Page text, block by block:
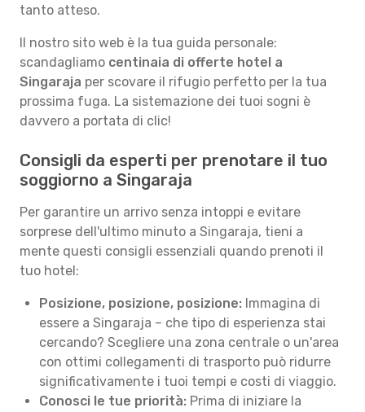
tanto atteso.
Il nostro sito web è la tua guida personale:
scandagliamo centinaia di offerte hotel a
Singaraja per scovare il rifugio perfetto per la tua
prossima fuga. La sistemazione dei tuoi sogni è
davvero a portata di clic!
Consigli da esperti per prenotare il tuo
soggiorno a Singaraja
Per garantire un arrivo senza intoppi e evitare
sorprese dell'ultimo minuto a Singaraja, tieni a
mente questi consigli essenziali quando prenoti il
tuo hotel:
Posizione, posizione, posizione: Immagina di
essere a Singaraja – che tipo di esperienza stai
cercando? Scegliere una zona centrale o un'area
con ottimi collegamenti di trasporto può ridurre
significativamente i tuoi tempi e costi di viaggio.
Conosci le tue priorità: Prima di iniziare la